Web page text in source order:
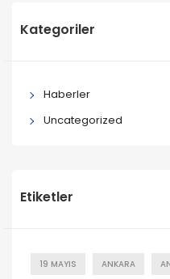
Kategoriler
Haberler
Uncategorized
Etiketler
19 MAYIS ANKARA